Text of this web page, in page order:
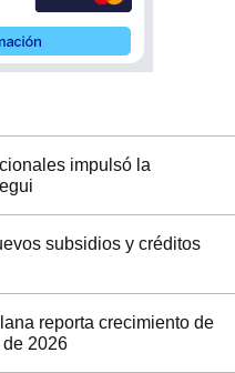
impulsó la
subsidios y créditos
reporta crecimiento de
de 2026